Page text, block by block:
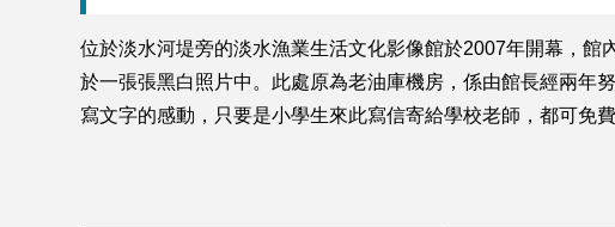
位於淡水河堤旁的淡水漁業生活文化影像館於2007年開幕，
於一張張黑白照片中。此處原為老油庫機房，係由館長經兩年
寫文字的感動，只要是小學生來此寫信寄給學校老師，都可免